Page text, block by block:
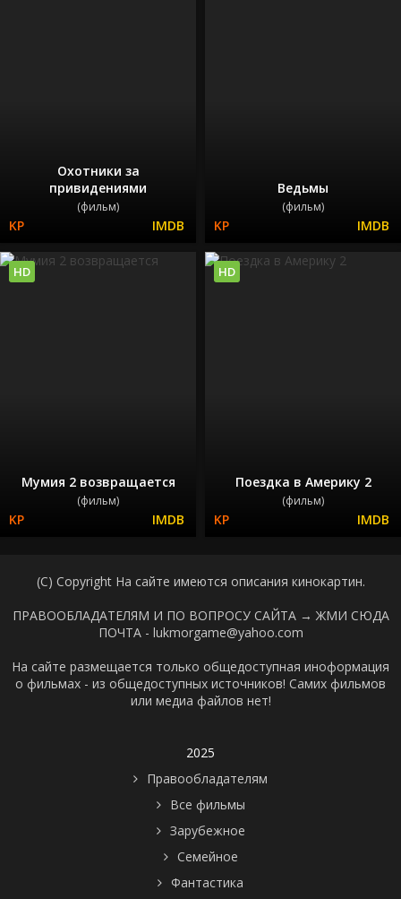
Охотники за
привидениями
(фильм)
Ведьмы
(фильм)
Мумия 2 возвращается
(фильм)
HD
Поездка в Америку 2
(фильм)
HD
(C) Copyright На сайте имеются описания кинокартин.
ПРАВООБЛАДАТЕЛЯМ И ПО ВОПРОСУ САЙТА → ЖМИ СЮДА
ПОЧТА - lukmorgame@yahoo.com
На сайте размещается только общедоступная иноформация
о фильмах - из общедоступных источников! Самих фильмов
или медиа файлов нет!
2025
Правообладателям
Все фильмы
Зарубежное
Семейное
Фантастика